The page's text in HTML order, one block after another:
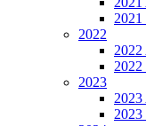
2021
2022
2022
2022
2023
2023
2023